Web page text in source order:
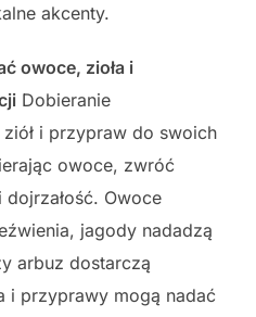
akcenty.
owoce, zioła i
Dobieranie
i przypraw do swoich
owoce, zwróć
Owoce
jagody nadadzą
arbuz dostarczą
i przyprawy mogą nadać